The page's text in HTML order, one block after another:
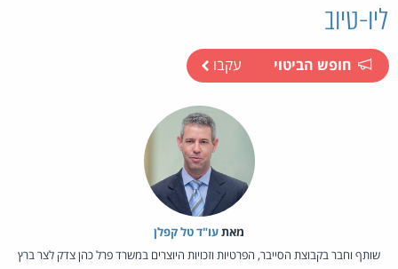
ליו-טיוב
חופש הביטוי עקבו
מאת‏עו"ד טל קפלן
שותף וחבר בקבוצת הסייבר, הפרטיות וזכויות היוצרים במשרד פרל כהן צדק לצר ברץ